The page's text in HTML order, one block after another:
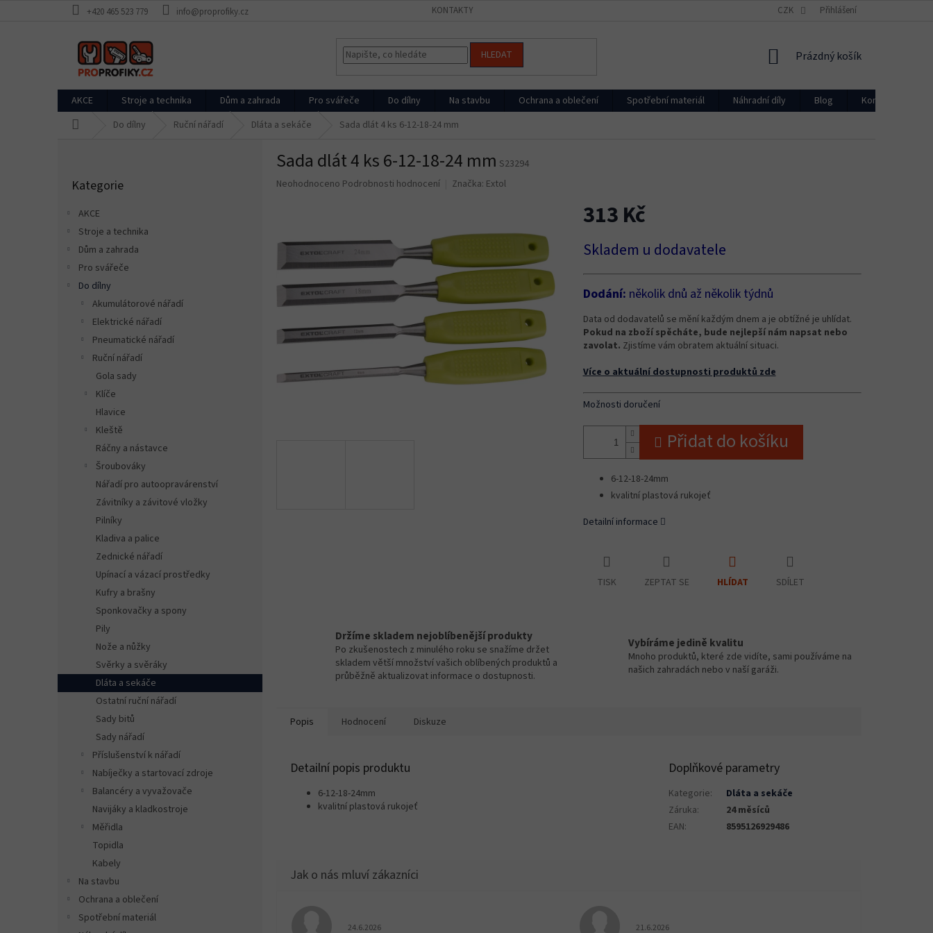
+420 465 523 779 info@proprofiky.cz KONTAKTY CZK Přihlášení
HLEDAT
NÁKUPNÍ
Prázdný košík
AKCE Stroje a technika Dům a zahrada Pro svářeče Do dílny Na stavbu Ochrana a oblečení Spotřební materiál Náhradní díly Blog
Kontakty
Do dílny Ruční nářadí Dláta a sekáče Sada dlát 4 ks 6-12-18-24 mm
kategorie
Kategorie
AKCE
Stroje a technika
Dům a zahrada
Pro svářeče
Do dílny
Akumulátorové nářadí
Elektrické nářadí
Pneumatické nářadí
Ruční nářadí
Gola sady
Klíče
Hlavice
Kleště
Ráčny a nástavce
Šroubováky
Nářadí pro autoopravárenství
Závitníky a závitové vložky
Pilníky
Kladiva a palice
Zednické nářadí
Upínací a vázací prostředky
Kufry a brašny
Sponkovačky a spony
Pily
Nože a nůžky
Svěrky a svěráky
Dláta a sekáče
Ostatní ruční nářadí
Sady bitů
Sady nářadí
Příslušenství k nářadí
Nabíječky a startovací zdroje
Balancéry a vyvažovače
Navijáky a kladkostroje
Měřidla
Topidla
Kabely
Na stavbu
Ochrana a oblečení
Spotřební materiál
Sada dlát 4 ks 6-12-18-24 mm S23294
Průměrné
Neohodnoceno Podrobnosti hodnocení Značka: Extol
313 Kč
cena:
Skladem u dodavatele
Dodání: několik dnů až několik týdnů
Data od dodavatelů se mění každým dnem a je obtížné je uhlídat.
Pokud na zboží spěcháte, bude nejlepší nám napsat nebo
zavolat. Zjistíme vám obratem aktuální situaci.
Více o aktuální dostupnosti produktů zde
Možnosti doručení
Přidat do košíku
6-12-18-24mm
kvalitní plastová rukojeť
Detailní informace
TISK ZEPTAT SE HLÍDAT SDÍLET
Držíme skladem nejoblíbenější produkty
Po zkušenostech z minulého roku se snažíme držet
skladem větší množství vašich oblíbených produktů a
průběžně aktualizovat informace o dostupnosti.
Vybíráme jedině kvalitu
Mnoho produktů, které zde vidíte, sami používáme na
našich zahradách nebo v naší garáži.
Popis Hodnocení Diskuze
Detailní popis produktu
6-12-18-24mm
kvalitní plastová rukojeť
Doplňkové parametry
Kategorie:
Dláta a sekáče
Záruka:
24 měsíců
EAN: 8595126929486
Hodnocení obchodu je 5 z 5 hvězdiček.
24.6.2026 Hodnocení obchodu je 5 z 5 hvězdiček.
21.6.2026